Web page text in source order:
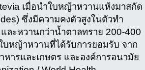
เมื่อนำใบหญ้าหวานแห้งมาสกัด
ซึ่งมีความคงตัวสูงในตัวทำ
ละหวานกว่าน้ำตาลทราย 200-400
บหญ้าหวานที่ได้รับการยอมรับ จาก
ารและเกษตร และองค์การอนามัย